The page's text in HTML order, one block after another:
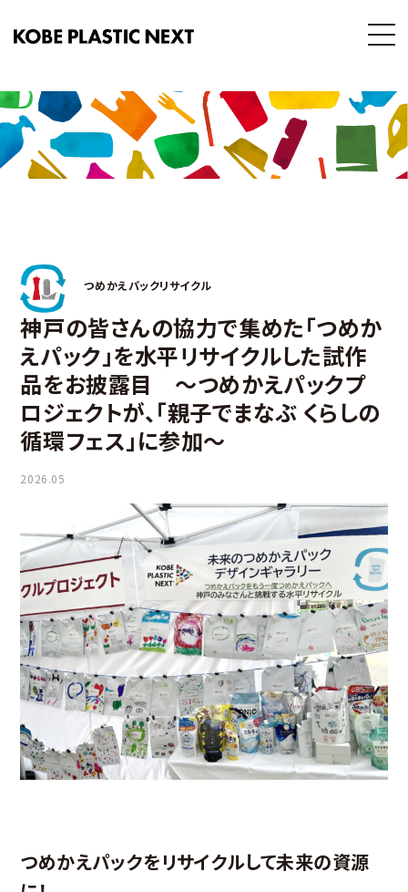
つめかえパックリサイクル
神戸の皆さんの協力で集めた「つめか
えパック」を水平リサイクルした試作
品をお披露目 ～つめかえパックプ
ロジェクトが、「親子でまなぶ くらしの
循環フェス」に参加～
2026.05
つめかえパックをリサイクルして未来の資源